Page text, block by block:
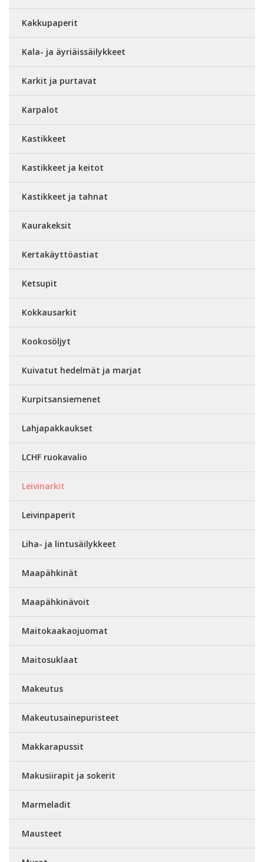
Kakkupaperit
Kala- ja äyriäissäilykkeet
Karkit ja purtavat
Karpalot
Kastikkeet
Kastikkeet ja keitot
Kastikkeet ja tahnat
Kaurakeksit
Kertakäyttöastiat
Ketsupit
Kokkausarkit
Kookosöljyt
Kuivatut hedelmät ja marjat
Kurpitsansiemenet
Lahjapakkaukset
LCHF ruokavalio
Leivinarkit
Leivinpaperit
Liha- ja lintusäilykkeet
Maapähkinät
Maapähkinävoit
Maitokaakaojuomat
Maitosuklaat
Makeutus
Makeutusainepuristeet
Makkarapussit
Makusiirapit ja sokerit
Marmeladit
Mausteet